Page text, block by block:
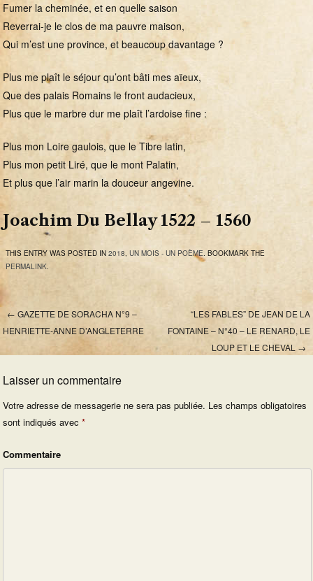
Fumer la cheminée, et en quelle saison
Reverrai-je le clos de ma pauvre maison,
Qui m’est une province, et beaucoup davantage ?
Plus me plaît le séjour qu’ont bâti mes aïeux,
Que des palais Romains le front audacieux,
Plus que le marbre dur me plaît l’ardoise fine :
Plus mon Loire gaulois, que le Tibre latin,
Plus mon petit Liré, que le mont Palatin,
Et plus que l’air marin la douceur angevine.
Joachim Du Bellay 1522 – 1560
THIS ENTRY WAS POSTED IN 2018, UN MOIS - UN POÈME. BOOKMARK THE
PERMALINK.
Post navigation
← GAZETTE DE SORACHA N°9 –
HENRIETTE-ANNE D’ANGLETERRE
“LES FABLES” DE JEAN DE LA
FONTAINE – N°40 – LE RENARD, LE
LOUP ET LE CHEVAL →
Laisser un commentaire
Votre adresse de messagerie ne sera pas publiée. Les champs obligatoires
sont indiqués avec *
Commentaire